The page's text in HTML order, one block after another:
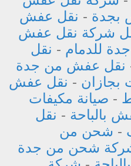
بجدة - نقل عفش
شركة نقل عفش
للدمام - نقل
نقل عفش من جدة
بجازان - نقل عفش
- صيانة مكيفات
بالباحة - نقل
- شحن من
شحن من جدة